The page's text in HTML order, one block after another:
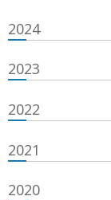
2024
2023
2022
2021
2020